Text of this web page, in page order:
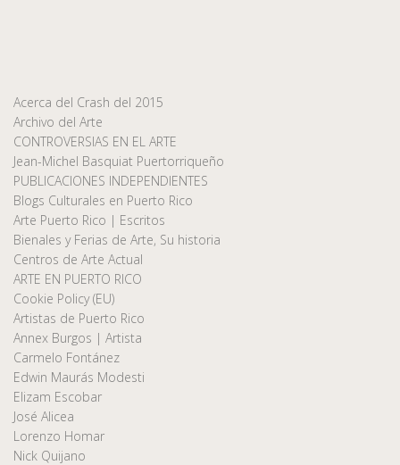
Acerca del Crash del 2015
Archivo del Arte
CONTROVERSIAS EN EL ARTE
Jean-Michel Basquiat Puertorriqueño
PUBLICACIONES INDEPENDIENTES
Blogs Culturales en Puerto Rico
Arte Puerto Rico | Escritos
Bienales y Ferias de Arte, Su historia
Centros de Arte Actual
ARTE EN PUERTO RICO
Cookie Policy (EU)
Artistas de Puerto Rico
Annex Burgos | Artista
Carmelo Fontánez
Edwin Maurás Modesti
Elizam Escobar
José Alicea
Lorenzo Homar
Nick Quijano